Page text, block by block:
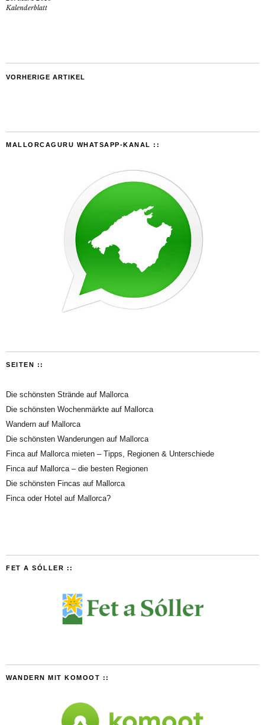
Kalenderblatt
VORHERIGE ARTIKEL
MALLORCAGURU WHATSAPP-KANAL ::
SEITEN ::
Die schönsten Strände auf Mallorca
Die schönsten Wochenmärkte auf Mallorca
Wandern auf Mallorca
Die schönsten Wanderungen auf Mallorca
Finca auf Mallorca mieten – Tipps, Regionen & Unterschiede
Finca auf Mallorca – die besten Regionen
Die schönsten Fincas auf Mallorca
Finca oder Hotel auf Mallorca?
FET A SÓLLER ::
WANDERN MIT KOMOOT ::